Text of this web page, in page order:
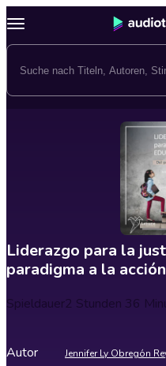
Liderazgo para la
paradigma a la acción
Spieldauer2 Stunden 36
Autor Jennifer Ly Obregón